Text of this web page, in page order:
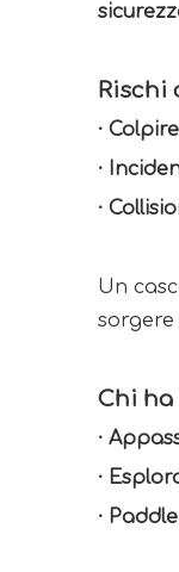
Rischi
·
·
·
Un
sorgere
Chi ha
·
·
·